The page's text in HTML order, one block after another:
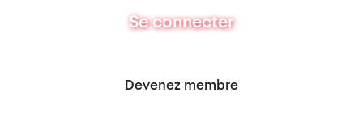
Se connecter
Devenez membre